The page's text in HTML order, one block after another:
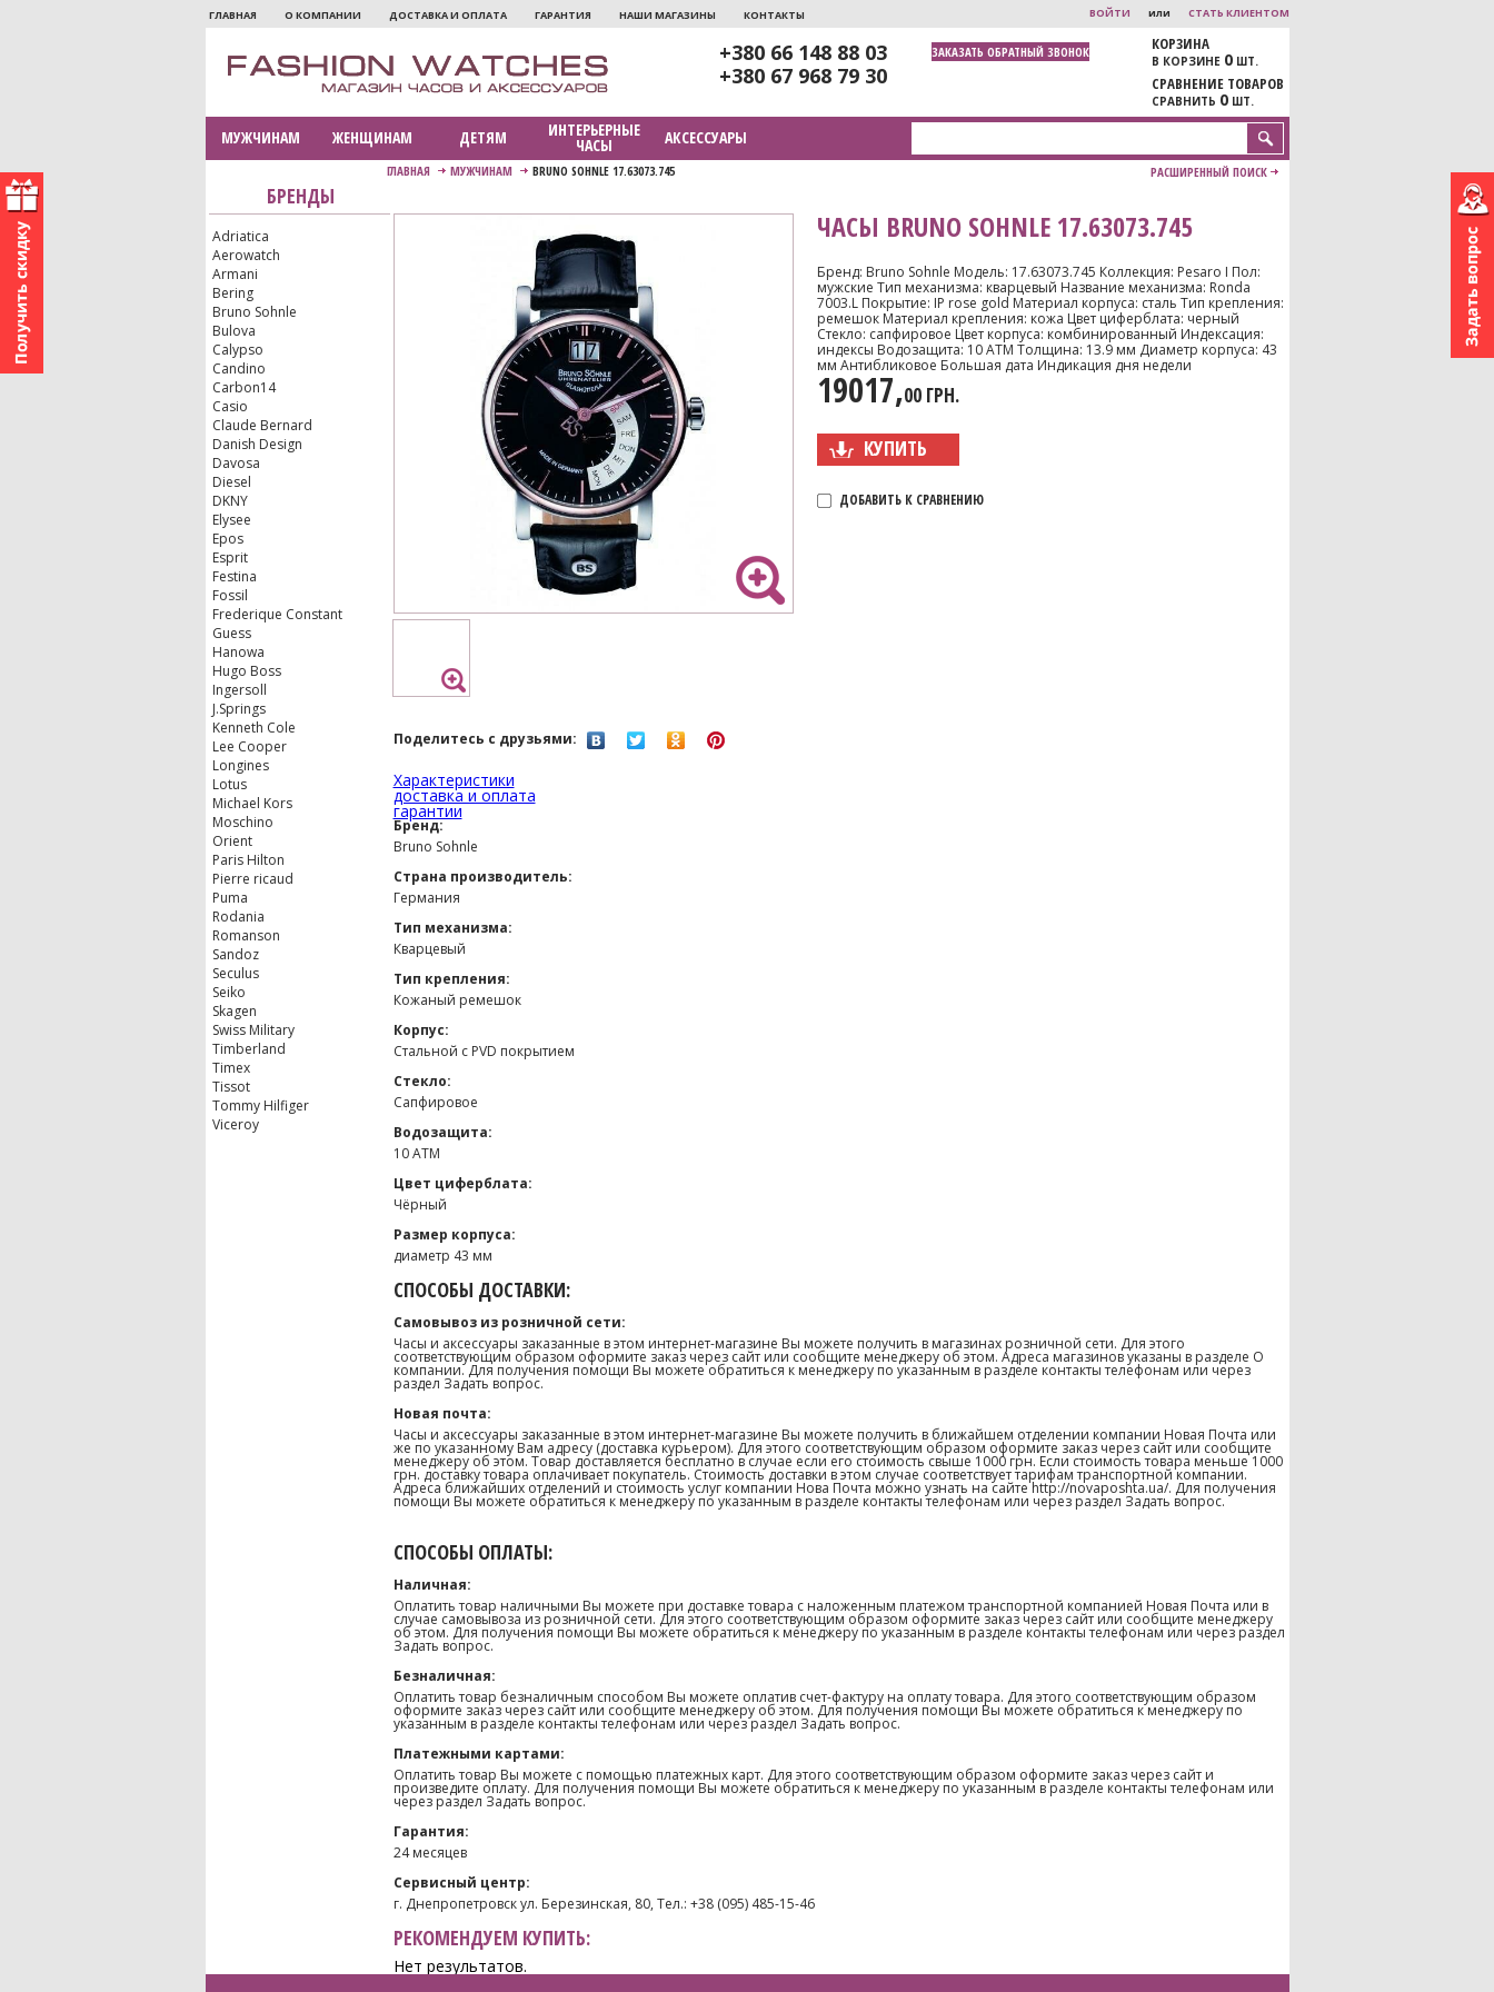
ГЛАВНАЯ О КОМПАНИИ ДОСТАВКА И ОПЛАТА ГАРАНТИЯ НАШИ МАГАЗИНЫ КОНТАКТЫ ВОЙТИ или СТАТЬ КЛИЕНТОМ
+380 66 148 88 03
+380 67 968 79 30
ЗАКАЗАТЬ ОБРАТНЫЙ ЗВОНОК КОРЗИНА
В КОРЗИНЕ 0ШТ.
СРАВНЕНИЕ ТОВАРОВ
СРАВНИТЬ 0ШТ.
МУЖЧИНАМ ЖЕНЩИНАМ ДЕТЯМ ИНТЕРЬЕРНЫЕ
ЧАСЫ АКСЕССУАРЫ
ГЛАВНАЯ МУЖЧИНАМ BRUNO SOHNLE 17.63073.745 РАСШИРЕННЫЙ ПОИСК
БРЕНДЫ
Adriatica
Aerowatch
Armani
Bering
Bruno Sohnle
Bulova
Calypso
Candino
Carbon14
Casio
Claude Bernard
Danish Design
Davosa
Diesel
DKNY
Elysee
Epos
Esprit
Festina
Fossil
Frederique Constant
Guess
Hanowa
Hugo Boss
Ingersoll
J.Springs
Kenneth Cole
Lee Cooper
Longines
Lotus
Michael Kors
Moschino
Orient
Paris Hilton
Pierre ricaud
Puma
Rodania
Romanson
Sandoz
Seculus
Seiko
Skagen
Swiss Military
Timberland
Timex
Tissot
Tommy Hilfiger
Viceroy
ЧАСЫ BRUNO SOHNLE 17.63073.745
Бренд: Bruno Sohnle Модель: 17.63073.745 Коллекция: Pesaro I Пол:
мужские Тип механизма: кварцевый Название механизма: Ronda
7003.L Покрытие: IP rose gold Материал корпуса: сталь Тип крепления:
ремешок Материал крепления: кожа Цвет циферблата: черный
Стекло: сапфировое Цвет корпуса: комбинированный Индексация:
индексы Водозащита: 10 ATM Толщина: 13.9 мм Диаметр корпуса: 43
мм Антибликовое Большая дата Индикация дня недели
19017,00 ГРН.
КУПИТЬ
ДОБАВИТЬ К СРАВНЕНИЮ
Поделитесь с друзьями:
Характеристики
доставка и оплата
гарантии
Бренд:
Bruno Sohnle
Страна производитель:
Германия
Тип механизма:
Кварцевый
Тип крепления:
Кожаный ремешок
Корпус:
Стальной с PVD покрытием
Стекло:
Сапфировое
Водозащита:
10 ATM
Цвет циферблата:
Чёрный
Размер корпуса:
диаметр 43 мм
СПОСОБЫ ДОСТАВКИ:
Самовывоз из розничной сети:
Часы и аксессуары заказанные в этом интернет-магазине Вы можете получить в магазинах розничной сети. Для этого
соответствующим образом оформите заказ через сайт или сообщите менеджеру об этом. Адреса магазинов указаны в разделе О
компании. Для получения помощи Вы можете обратиться к менеджеру по указанным в разделе контакты телефонам или через
раздел Задать вопрос.
Новая почта:
Часы и аксессуары заказанные в этом интернет-магазине Вы можете получить в ближайшем отделении компании Новая Почта или
же по указанному Вам адресу (доставка курьером). Для этого соответствующим образом оформите заказ через сайт или сообщите
менеджеру об этом. Товар доставляется бесплатно в случае если его стоимость свыше 1000 грн. Если стоимость товара меньше 1000
грн. доставку товара оплачивает покупатель. Стоимость доставки в этом случае соответствует тарифам транспортной компании.
Адреса ближайших отделений и стоимость услуг компании Нова Почта можно узнать на сайте http://novaposhta.ua/. Для получения
помощи Вы можете обратиться к менеджеру по указанным в разделе контакты телефонам или через раздел Задать вопрос.
СПОСОБЫ ОПЛАТЫ:
Наличная:
Оплатить товар наличными Вы можете при доставке товара с наложенным платежом транспортной компанией Новая Почта или в
случае самовывоза из розничной сети. Для этого соответствующим образом оформите заказ через сайт или сообщите менеджеру
об этом. Для получения помощи Вы можете обратиться к менеджеру по указанным в разделе контакты телефонам или через раздел
Задать вопрос.
Безналичная:
Оплатить товар безналичным способом Вы можете оплатив счет-фактуру на оплату товара. Для этого соответствующим образом
оформите заказ через сайт или сообщите менеджеру об этом. Для получения помощи Вы можете обратиться к менеджеру по
указанным в разделе контакты телефонам или через раздел Задать вопрос.
Платежными картами:
Оплатить товар Вы можете с помощью платежных карт. Для этого соответствующим образом оформите заказ через сайт и
произведите оплату. Для получения помощи Вы можете обратиться к менеджеру по указанным в разделе контакты телефонам или
через раздел Задать вопрос.
Гарантия:
24 месяцев
Сервисный центр:
г. Днепропетровск ул. Березинская, 80, Тел.: +38 (095) 485-15-46
РЕКОМЕНДУЕМ КУПИТЬ:
Нет результатов.